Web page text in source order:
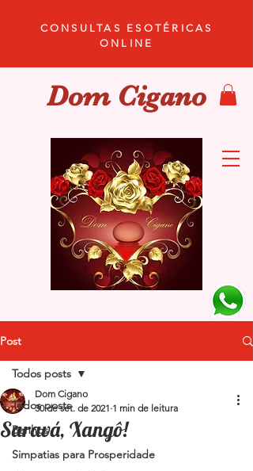
Dom Cigano
CONSULTAS ESOTÉRICAS
ONLINE
Post
Todos posts
Banhos
Simpatias para Prosperidade
Todos posts
Saravá, Xangô!
Dom Cigano
30 de set. de 2021 1 min de leitura